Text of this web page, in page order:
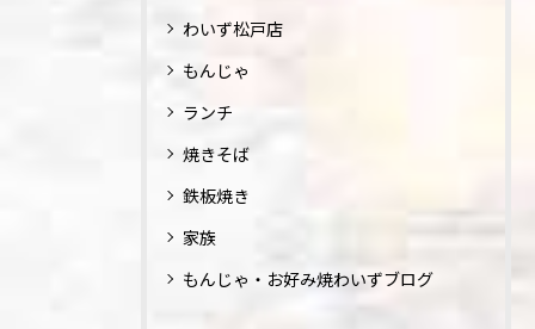
わいず松戸店
もんじゃ
ランチ
焼きそば
鉄板焼き
家族
もんじゃ・お好み焼わいずブログ